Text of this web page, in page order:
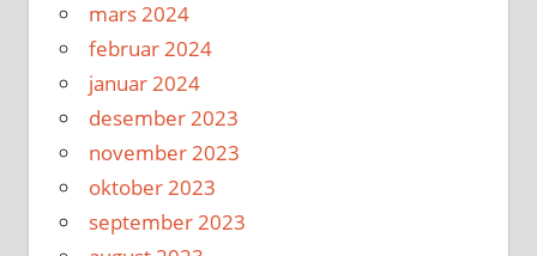
mars 2024
februar 2024
januar 2024
desember 2023
november 2023
oktober 2023
september 2023